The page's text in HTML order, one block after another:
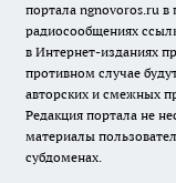
портала ngnovoros.ru в
радиосообщениях
в Интернет-изданиях
противном случае
авторских и смежных
Редакция портала не
материалы
субдоменах.